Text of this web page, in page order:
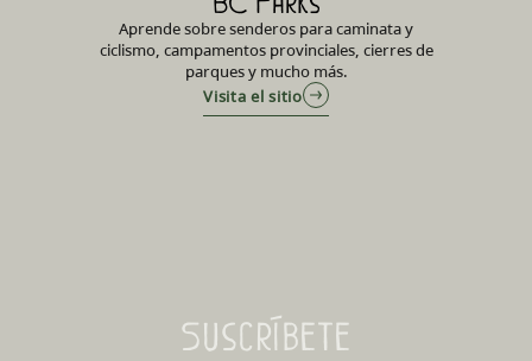
Aprende sobre senderos para caminata y
ciclismo, campamentos provinciales, cierres de
parques y mucho más.
Visita el sitio
Suscríbete